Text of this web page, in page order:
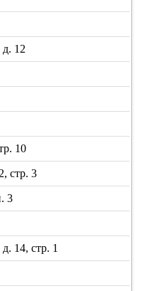
12
10
стр. 3
3
14, стр. 1